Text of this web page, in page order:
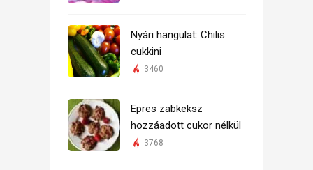
Nyári hangulat: Chilis
cukkini
3460
Epres zabkeksz
hozzáadott cukor nélkül
3768